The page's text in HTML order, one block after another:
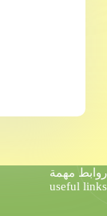
روابط مهمة
useful links